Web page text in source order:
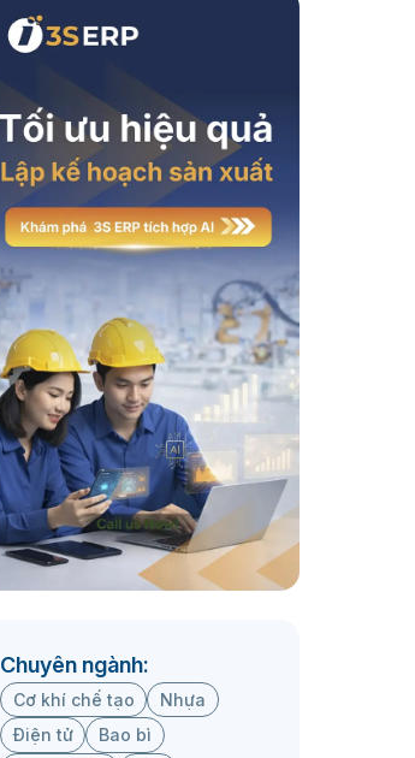
Xem thêm
Chuyên ngành:
Cơ khí chế tạo
Nhựa
Điện tử
Bao bì